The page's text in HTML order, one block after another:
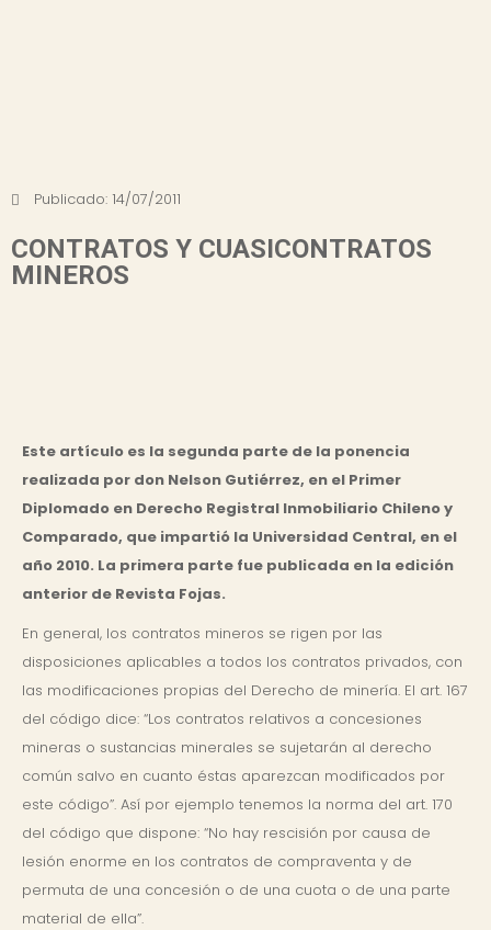
Publicado: 14/07/2011
CONTRATOS Y CUASICONTRATOS
MINEROS
Este artículo es la segunda parte de la ponencia
realizada por don Nelson Gutiérrez, en el Primer
Diplomado en Derecho Registral Inmobiliario Chileno y
Comparado, que impartió la Universidad Central, en el
año 2010. La primera parte fue publicada en la edición
anterior de Revista Fojas.
En general, los contratos mineros se rigen por las
disposiciones aplicables a todos los contratos privados, con
las modificaciones propias del Derecho de minería. El art. 167
del código dice: “Los contratos relativos a concesiones
mineras o sustancias minerales se sujetarán al derecho
común salvo en cuanto éstas aparezcan modificados por
este código”. Así por ejemplo tenemos la norma del art. 170
del código que dispone: “No hay rescisión por causa de
lesión enorme en los contratos de compraventa y de
permuta de una concesión o de una cuota o de una parte
material de ella”.